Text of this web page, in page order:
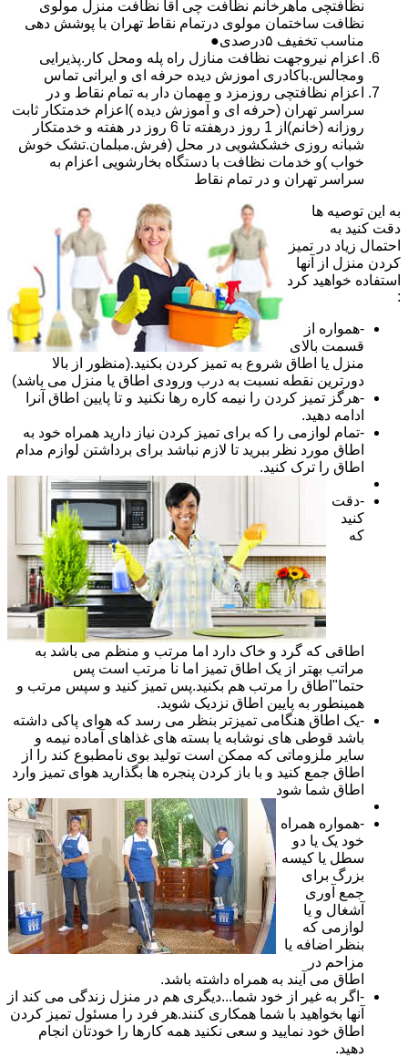
نظافتچی ماهرخانم نظافت چی آقا نظافت منزل مولوی
نظافت ساختمان مولوی درتمام نقاط تهران با پوشش دهی
مناسب تخفیف ۵درصدی●
اعزام نیروجهت نظافت منازل راه پله ومحل کار.پذیرایی
ومجالس.باکادری اموزش دیده حرفه ای و ایرانی تماس
اعزام نظافتچی روزمزد و مهمان دار به تمام نقاط و در
سراسر تهران (حرفه ای و آموزش دیده )اعزام خدمتکار ثابت
روزانه (خانم)از 1 روز درهفته تا 6 روز در هفته و خدمتکار
شبانه روزی خشکشویی در محل (فرش.مبلمان.تشک خوش
خواب )و خدمات نظافت با دستگاه بخارشویی اعزام به
سراسر تهران و در تمام نقاط
به این توصیه ها
دقت کنید به
احتمال زیاد در تمیز
کردن منزل از آنها
استفاده خواهید کرد
:
-همواره از
قسمت بالای
منزل یا اطاق شروع به تمیز کردن بکنید.(منظور از بالا
دورترین نقطه نسبت به درب ورودی اطاق یا منزل می باشد)
-هرگز تمیز کردن را نیمه کاره رها نکنید و تا پایین اطاق آنرا
ادامه دهید.
-تمام لوازمی را که برای تمیز کردن نیاز دارید همراه خود به
اطاق مورد نظر ببرید تا لازم نباشد برای برداشتن لوازم مدام
اطاق را ترک کنید.
-دقت
کنید
که
اطاقی که گرد و خاک دارد اما مرتب و منظم می باشد به
مراتب بهتر از یک اطاق تمیز اما نا مرتب است پس
حتما"اطاق را مرتب هم بکنید.پس تمیز کنید و سپس مرتب و
همینطور به پایین اطاق نزدیک شوید.
-یک اطاق هنگامی تمیزتر بنظر می رسد که هوای پاکی داشته
باشد قوطی های نوشابه یا بسته های غذاهای آماده نیمه و
سایر ملزوماتی که ممکن است تولید بوی نامطبوع کند را از
اطاق جمع کنید و با باز کردن پنجره ها بگذارید هوای تمیز وارد
اطاق شما شود
-همواره همراه
خود یک یا دو
سطل یا کیسه
بزرگ برای
جمع آوری
آشغال و یا
لوازمی که
بنظر اضافه یا
مزاحم در
اطاق می آیند به همراه داشته باشد.
-اگر به غیر از خود شما...دیگری هم در منزل زندگی می کند از
آنها بخواهید با شما همکاری کنند.هر فرد را مسئول تمیز کردن
اطاق خود نمایید و سعی نکنید همه کارها را خودتان انجام
دهید.